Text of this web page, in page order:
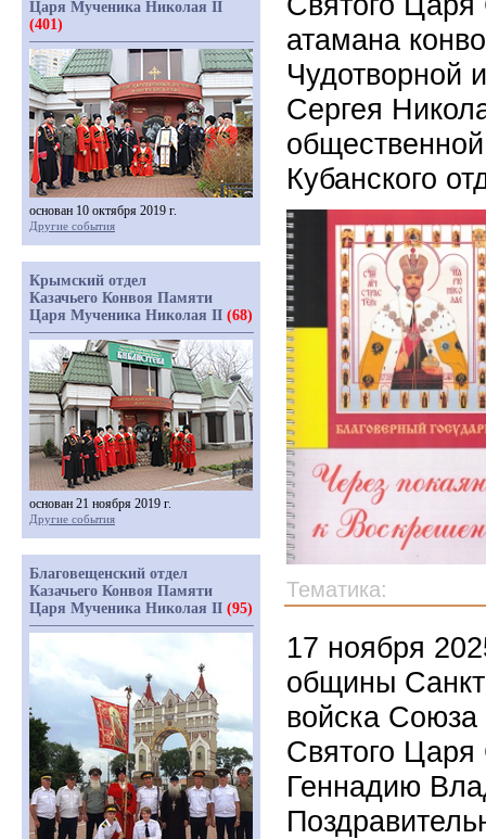
атамана
Чудотворной
Сергея
Кубанского
Тематика:
17 ноября
общины
войска Союза
Святого Царя
Геннадию
Царя Мученика Николая II
(401)
основан 10 октября 2019 г.
Другие события
Крымский отдел
Казачьего Конвоя Памяти
Царя Мученика Николая II (68)
основан 21 ноября 2019 г.
Другие события
Благовещенский отдел
Казачьего Конвоя Памяти
Царя Мученика Николая II (95)